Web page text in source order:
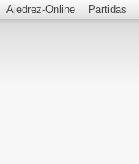
Ajedrez-Online Partidas